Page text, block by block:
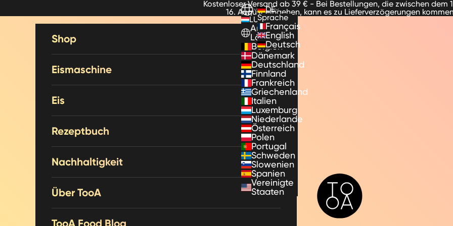
Kostenloser Versand ab 39 € - Bei Bestellungen, die zwischen dem
16. August eingehen, kann es zu Lieferverzögerungen
TooA
LU
Andere
Länder
Belgien
Dänemark
Deutschland
Finnland
Frankreich
Griechenland
Italien
Luxemburg
Niederlande
Österreich
Polen
Portugal
Schweden
Slowenien
Spanien
Vereinigte
Staaten
DE
Sprache
Français
English
Deutsch
Shop
Eismaschine
Eis
Rezeptbuch
Nachhaltigkeit
Über TooA